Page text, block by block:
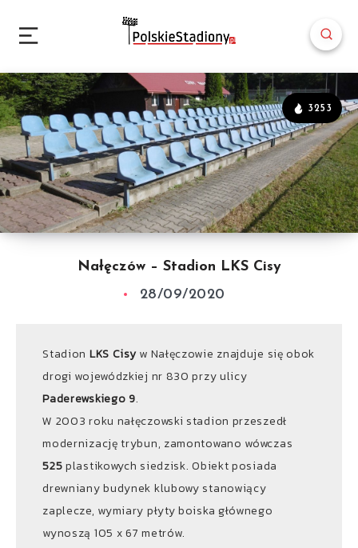
Nałęczów – Stadion LKS Cisy
3253
28/09/2020
Stadion LKS Cisyw Nałęczowie znajduje się obok
drogi wojewódzkiej nr 830 przy ulicy
Paderewskiego 9.
W 2003 roku nałęczowski stadion przeszedł
modernizację trybun, zamontowano wówczas
525plastikowych siedzisk. Obiekt posiada
drewniany budynek klubowy stanowiący
zaplecze, wymiary płyty boiska głównego
wynoszą 105 x 67 metrów.